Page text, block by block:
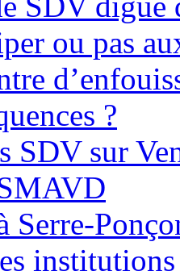
ou pas
?
SDV sur
Serre-
institutions